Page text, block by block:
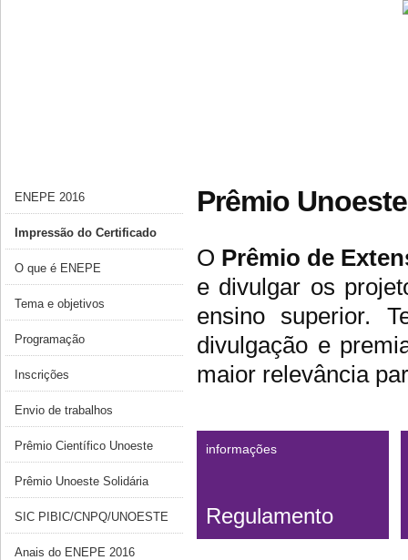
ENEPE 2016
Impressão do Certificado
O que é ENEPE
Tema e objetivos
Programação
Inscrições
Envio de trabalhos
Prêmio Científico Unoeste
Prêmio Unoeste Solidária
SIC PIBIC/CNPQ/UNOESTE
Anais do ENEPE 2016
Prêmio
O Prêmio de
e divulgar os
ensino superior.
divulgação e
maior relevância
informações
Regulamento